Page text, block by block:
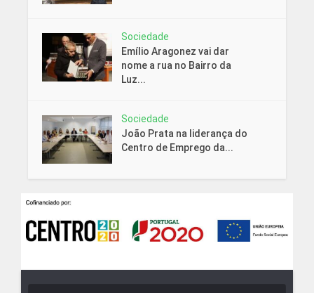
Sociedade
Emílio Aragonez vai dar
nome a rua no Bairro da
Luz...
Sociedade
João Prata na liderança do
Centro de Emprego da...